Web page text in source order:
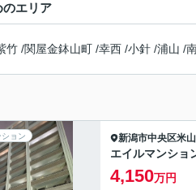
のエリア
竹 /関屋金鉢山町 /幸西 /小針 /浦山 /
ョン 新潟市中央区米山
エイルマンショ
4,150万円